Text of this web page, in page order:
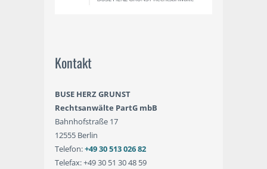
Kontakt
BUSE HERZ GRUNST
Rechtsanwälte PartG mbB
Bahnhofstraße 17
12555 Berlin
Telefon:+49 30 513 026 82
Telefax: +49 30 51 30 48 59